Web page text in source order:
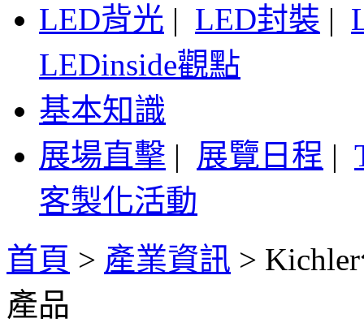
LED背光 | LED封裝 |
LEDinside觀點
基本知識
展場直擊 | 展覽日程 |
客製化活動
首頁 > 產業資訊 >
產品